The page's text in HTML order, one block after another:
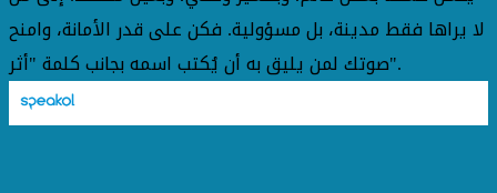
لا يراها فقط مدينة، بل مسؤولية. فكن على قدر الأمانة، وامنح
صوتك لمن يليق به أن يُكتب اسمه بجانب كلمة "أثر".